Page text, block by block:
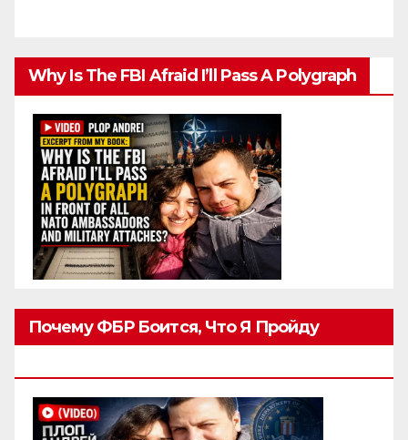
Why Is The FBI Afraid I’ll Pass A Polygraph
Почему ФБР Боится, Что Я Пройду